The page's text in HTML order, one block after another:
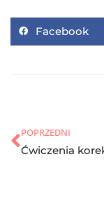
Facebook
POPRZEDNI
Ćwiczenia